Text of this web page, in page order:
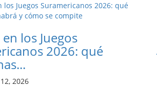
los Juegos
2026: qué
2026